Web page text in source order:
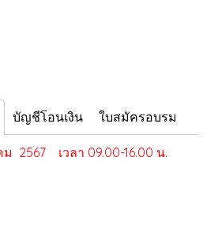
บัญชีโอนเงิน ใบสมัครอบรม
2567 เวลา 09.00-16.00 น.